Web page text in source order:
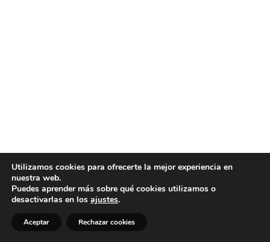
Utilizamos cookies para ofrecerte la mejor experiencia en
nuestra web.
Puedes aprender más sobre qué cookies utilizamos o
desactivarlas en los ajustes.
Aceptar Rechazar cookies